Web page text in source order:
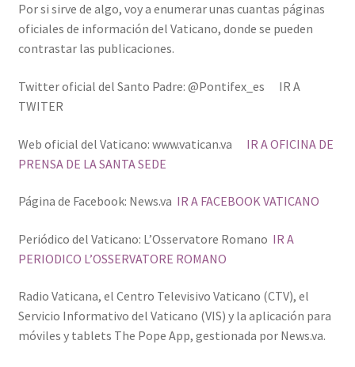
Por si sirve de algo, voy a enumerar unas cuantas páginas
oficiales de información del Vaticano, donde se pueden
contrastar las publicaciones.
Twitter oficial del Santo Padre: @Pontifex_es IR A
TWITER
Web oficial del Vaticano: www.vatican.va IR A OFICINA DE
PRENSA DE LA SANTA SEDE
Página de Facebook: News.va IR A FACEBOOK VATICANO
Periódico del Vaticano: L’Osservatore Romano IR A
PERIODICO L’OSSERVATORE ROMANO
Radio Vaticana, el Centro Televisivo Vaticano (CTV), el
Servicio Informativo del Vaticano (VIS) y la aplicación para
móviles y tablets The Pope App, gestionada por News.va.